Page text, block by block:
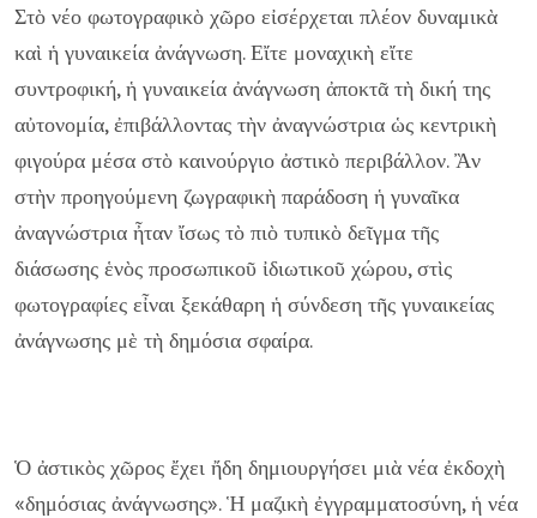
Στὸ νέο φωτογραφικὸ χῶρο εἰσέρχεται πλέον δυναμικὰ
καὶ ἡ γυναικεία ἀνάγνωση. Εἴτε μοναχικὴ εἴτε
συντροφική, ἡ γυναικεία ἀνάγνωση ἀποκτᾶ τὴ δική της
αὐτονομία, ἐπιβάλλοντας τὴν ἀναγνώστρια ὡς κεντρικὴ
φιγούρα μέσα στὸ καινούργιο ἀστικὸ περιβάλλον. Ἂν
στὴν προηγούμενη ζωγραφικὴ παράδοση ἡ γυναῖκα
ἀναγνώστρια ἦταν ἴσως τὸ πιὸ τυπικὸ δεῖγμα τῆς
διάσωσης ἑνὸς προσωπικοῦ ἰδιωτικοῦ χώρου, στὶς
φωτογραφίες εἶναι ξεκάθαρη ἡ σύνδεση τῆς γυναικείας
ἀνάγνωσης μὲ τὴ δημόσια σφαίρα.
Ὁ ἀστικὸς χῶρος ἔχει ἤδη δημιουργήσει μιὰ νέα ἐκδοχὴ
«δημόσιας ἀνάγνωσης». Ἡ μαζικὴ ἐγγραμματοσύνη, ἡ νέα